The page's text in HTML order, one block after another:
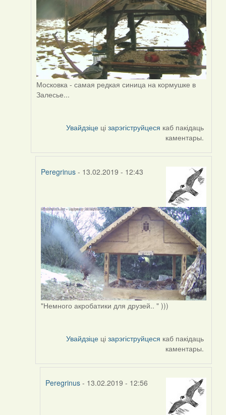
Московка - самая редкая синица на кормушке в
Залесье...
Увайдзіце цізарэгіструйцеся каб пакідаць
каментары.
Peregrinus - 13.02.2019 - 12:43
to
by
Peregrinus
"Немного акробатики для друзей.. " )))
Увайдзіце цізарэгіструйцеся каб пакідаць
каментары.
Peregrinus - 13.02.2019 - 12:56